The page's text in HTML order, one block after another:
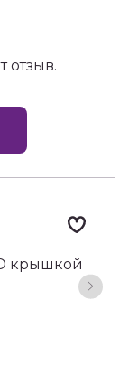
отзыв.
крышкой